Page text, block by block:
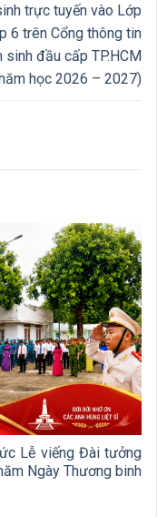
trực tuyến vào Lớp
6 trên Cổng thông tin
sinh đầu cấp TP.HCM
học 2026 – 2027)
Lễ viếng Đài tưởng
Ngày Thương binh